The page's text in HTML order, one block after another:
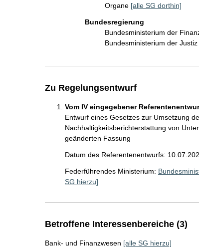
Organe [alle SG dorthin]
Bundesregierung
Bundesministerium der
Bundesministerium der
Zu Regelungsentwurf
Vom IV eingegebener
Entwurf eines Gesetzes zur Umsetzung
Nachhaltigkeitsberichterstattung von
geänderten Fassung
Datum des Referentenentwurfs:
Federführendes Ministerium:
SG hierzu]
Betroffene Interessenbereiche (3)
Bank- und Finanzwesen [alle SG hierzu]